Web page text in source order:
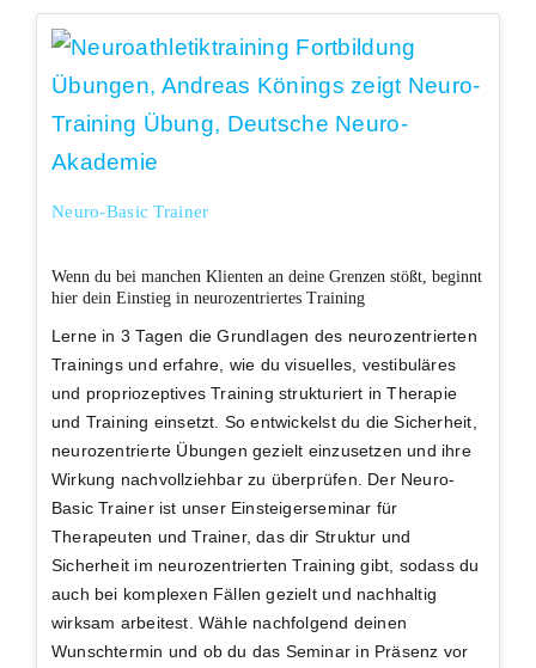
Neuro-Basic Trainer
Wenn du bei manchen Klienten an deine Grenzen stößt, beginnt
hier dein Einstieg in neurozentriertes Training
Lerne in 3 Tagen die Grundlagen des neurozentrierten
Trainings und erfahre, wie du visuelles, vestibuläres
und propriozeptives Training strukturiert in Therapie
und Training einsetzt. So entwickelst du die Sicherheit,
neurozentrierte Übungen gezielt einzusetzen und ihre
Wirkung nachvollziehbar zu überprüfen. Der Neuro-
Basic Trainer ist unser Einsteigerseminar für
Therapeuten und Trainer, das dir Struktur und
Sicherheit im neurozentrierten Training gibt, sodass du
auch bei komplexen Fällen gezielt und nachhaltig
wirksam arbeitest. Wähle nachfolgend deinen
Wunschtermin und ob du das Seminar in Präsenz vor